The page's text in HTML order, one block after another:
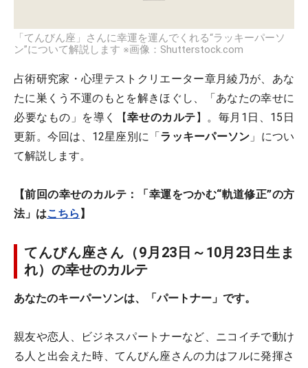
「てんびん座」さんに幸運を運んでくれる“ラッキーパーソ
ン”について解説します ※画像：Shutterstock.com
占術研究家・心理テストクリエーター章月綾乃が、あな
たに巣くう不運のもとを解きほぐし、「あなたの幸せに
必要なもの」を導く【幸せのカルテ】。毎月1日、15日
更新。今回は、12星座別に「ラッキーパーソン 」につい
て解説します。
【前回の幸せのカルテ：「幸運をつかむ“軌道修正”の方
法」はこちら 】
てんびん座さん（9月23日～10月23日生ま
れ）の幸せのカルテ
あなたのキーパーソンは、「パートナー」です。
親友や恋人、ビジネスパートナーなど、ニコイチで動け
る人と出会えた時、てんびん座さんの力はフルに発揮さ